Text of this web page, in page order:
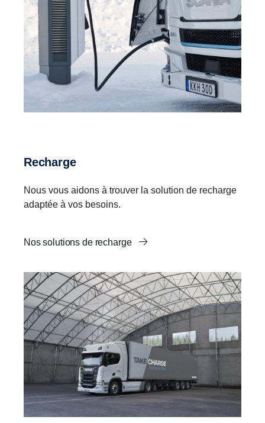
Recharge
Nous vous aidons à trouver la solution de recharge
adaptée à vos besoins.
Nos solutions de recharge